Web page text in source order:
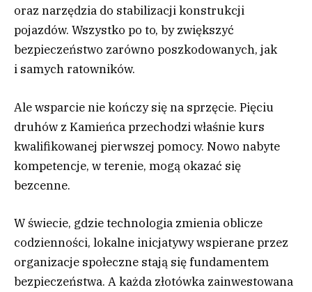
oraz narzędzia do stabilizacji konstrukcji
pojazdów. Wszystko po to, by zwiększyć
bezpieczeństwo zarówno poszkodowanych, jak
i samych ratowników.
Ale wsparcie nie kończy się na sprzęcie. Pięciu
druhów z Kamieńca przechodzi właśnie kurs
kwalifikowanej pierwszej pomocy. Nowo nabyte
kompetencje, w terenie, mogą okazać się
bezcenne.
W świecie, gdzie technologia zmienia oblicze
codzienności, lokalne inicjatywy wspierane przez
organizacje społeczne stają się fundamentem
bezpieczeństwa. A każda złotówka zainwestowana